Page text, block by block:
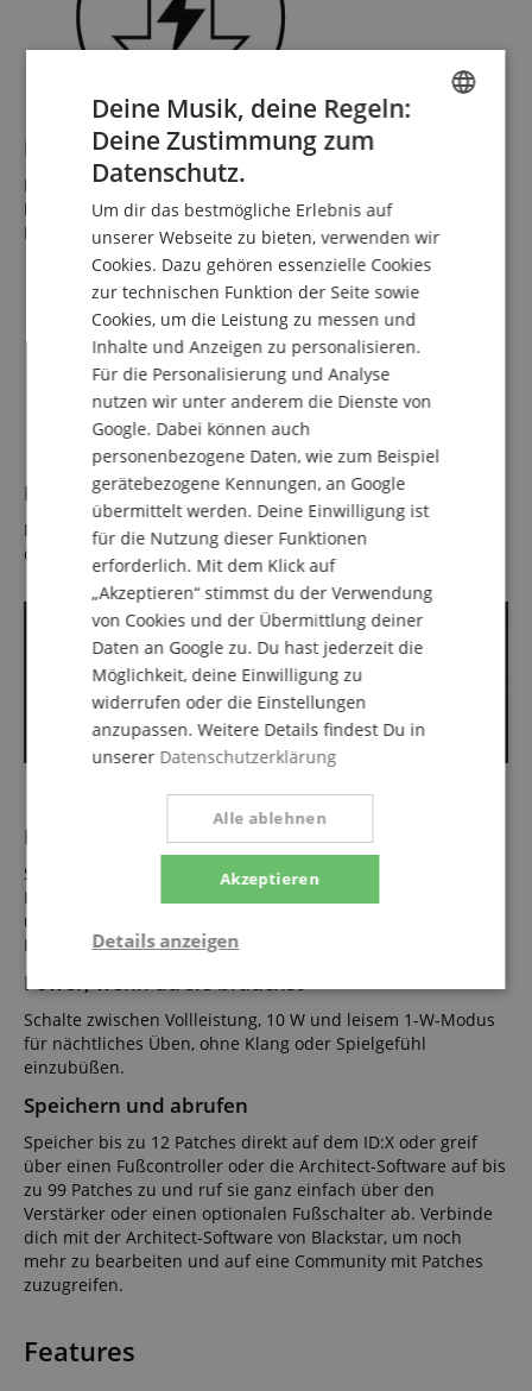
Leistungsreduzierung
Du kannst ganz einfach zwischen verschiedenen
Leistungseinstellungen wechseln, um mit geringerer
Lautstärke zu spielen, ohne dass der Klang leidet.
MIDI-Anschluss
MIDI-Anschlüsse für einfache Steuerung und Integration in
dein Setup.
Flexible Anschlussmöglichkeiten
Symmetrischer XLR-Ausgang, USB-C-Aufnahme,
Kopfhörerausgang, MIDI-Eingang/Thru, Aux-Eingang, CabRig
und mehr - ID:X ist bereit für leises Üben, Aufnahmen und
Live-Auftritte.
Power, wenn du sie brauchst
Schalte zwischen Vollleistung, 10 W und leisem 1-W-Modus
für nächtliches Üben, ohne Klang oder Spielgefühl
einzubüßen.
Speichern und abrufen
Speicher bis zu 12 Patches direkt auf dem ID:X oder greif
über einen Fußcontroller oder die Architect-Software auf bis
zu 99 Patches zu und ruf sie ganz einfach über den
Verstärker oder einen optionalen Fußschalter ab. Verbinde
dich mit der Architect-Software von Blackstar, um noch
mehr zu bearbeiten und auf eine Community mit Patches
zuzugreifen.
Features
FRENCH
ITALIAN
SPANISH
Deine Musik, deine Regeln:
Deine Zustimmung zum
Datenschutz.
Um dir das bestmögliche Erlebnis auf
unserer Webseite zu bieten, verwenden wir
Cookies. Dazu gehören essenzielle Cookies
zur technischen Funktion der Seite sowie
Cookies, um die Leistung zu messen und
Inhalte und Anzeigen zu personalisieren.
Für die Personalisierung und Analyse
nutzen wir unter anderem die Dienste von
Google. Dabei können auch
personenbezogene Daten, wie zum Beispiel
gerätebezogene Kennungen, an Google
übermittelt werden. Deine Einwilligung ist
für die Nutzung dieser Funktionen
erforderlich. Mit dem Klick auf
„Akzeptieren“ stimmst du der Verwendung
von Cookies und der Übermittlung deiner
Daten an Google zu. Du hast jederzeit die
Möglichkeit, deine Einwilligung zu
widerrufen oder die Einstellungen
anzupassen. Weitere Details findest Du in
unserer Datenschutzerklärung
Akzeptieren
Alle ablehnen
Details anzeigen
Statistik Marketing Funktional
Statistik Marketing Funktional
Statistik-Cookies werden verwendet, um zu sehen,
wie Besucher die Website nutzen, z.B. Analyse-
Cookies. Diese Cookies können nicht verwendet
werden, um einen bestimmten Besucher direkt zu
identifizieren.